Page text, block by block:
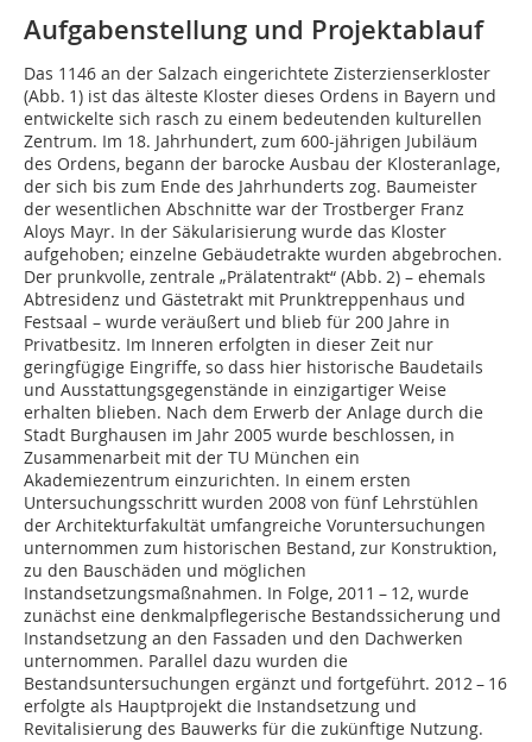
Aufgabenstellung und Projektablauf
Das 1146 an der Salzach eingerichtete Zisterzienserkloster
(Abb. 1) ist das älteste Kloster dieses Ordens in Bayern und
entwickelte sich rasch zu einem bedeutenden kulturellen
Zentrum. Im 18. Jahrhundert, zum 600-jährigen Jubiläum
des Ordens, begann der barocke Ausbau der Klosteranlage,
der sich bis zum Ende des Jahrhunderts zog. Baumeister
der wesentlichen Abschnitte war der Trostberger Franz
Aloys Mayr. In der Säkularisierung wurde das Kloster
aufgehoben; einzelne Gebäudetrakte wurden abgebrochen.
Der prunk­volle, zentrale „Prälatentrakt“ (Abb. 2) – ehemals
Abtresidenz und Gästetrakt mit Prunktreppenhaus und
Festsaal – wurde veräußert und blieb für 200 Jahre in
Privatbesitz. Im Inneren erfolgten in dieser Zeit nur
geringfügige Eingriffe, so dass hier historische Baudetails
und Ausstattungsgegenstände in einzigartiger Weise
erhalten blieben. Nach dem Erwerb der Anlage durch die
Stadt Burghausen im Jahr 2005 wurde beschlossen, in
Zusammenarbeit mit der TU München ein
Akademiezentrum einzurichten. In einem ersten
Untersuchungsschritt wurden 2008 von fünf Lehrstühlen
der Architekturfakultät umfangreiche Voruntersuchungen
unternommen zum historischen Bestand, zur Konstruktion,
zu den Bauschäden und möglichen
Instandsetzungsmaßnahmen. In Folge, 2011 – 12, wurde
zunächst eine denkmalpflegerische Bestandssicherung und
Instandsetzung an den Fassaden und den Dachwerken
unternommen. Parallel dazu wurden die
Bestandsuntersuchungen ergänzt und fortgeführt. 2012 – 16
erfolgte als Hauptprojekt die Instandsetzung und
Revitalisierung des Bauwerks für die zukünftige Nutzung.